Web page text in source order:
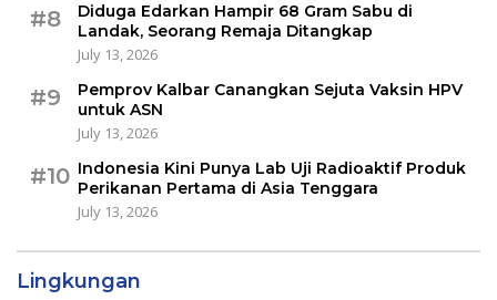
#8
Diduga Edarkan Hampir 68 Gram Sabu di
Landak, Seorang Remaja Ditangkap
July 13, 2026
#9
Pemprov Kalbar Canangkan Sejuta Vaksin HPV
untuk ASN
July 13, 2026
#10 Indonesia Kini Punya Lab Uji Radioaktif Produk
Perikanan Pertama di Asia Tenggara
July 13, 2026
Lingkungan